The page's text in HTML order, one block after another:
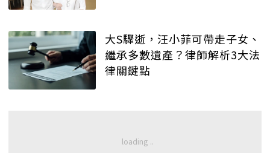
大S驟逝，汪小菲可帶走子女、
繼承多數遺產？律師解析3大法
律關鍵點